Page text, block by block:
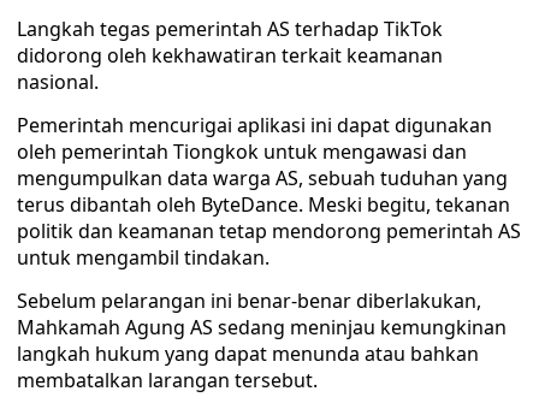
Langkah tegas pemerintah AS terhadap TikTok
didorong oleh kekhawatiran terkait keamanan
nasional.
Pemerintah mencurigai aplikasi ini dapat digunakan
oleh pemerintah Tiongkok untuk mengawasi dan
mengumpulkan data warga AS, sebuah tuduhan yang
terus dibantah oleh ByteDance. Meski begitu, tekanan
politik dan keamanan tetap mendorong pemerintah AS
untuk mengambil tindakan.
Sebelum pelarangan ini benar-benar diberlakukan,
Mahkamah Agung AS sedang meninjau kemungkinan
langkah hukum yang dapat menunda atau bahkan
membatalkan larangan tersebut.